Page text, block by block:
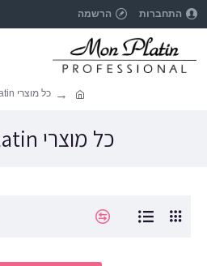
התחברות הרשמה
כל מוצרי Mon Platin
כל מוצרי Mon Platin